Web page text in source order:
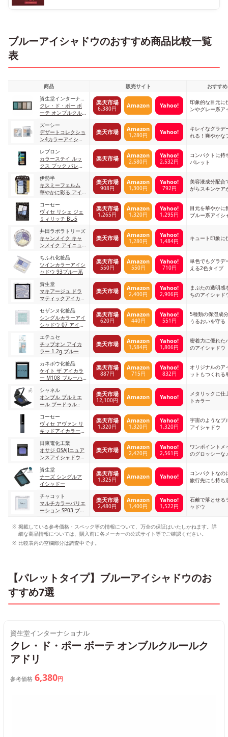
ブルーアイシャドウのおすすめ商品比較一覧
表
商品 販売サイト
おすす
資生堂インターナシ
ョナル
クレ・ド・ポー ボ
ーテ オンブルクル
楽天市場
6,380円 Amazon Yahoo!
印象的な目元に
ンやグレー系ア
ズーシー
デザートコレクショ
ン4カラーアイシャ
楽天市場 Amazon
1,280円 Yahoo!
キレイなグラデ
れる！爽やかな
レブロン
カラーステイ ルッ
クス ブック パレッ
楽天市場 Amazon
2,580円
Yahoo!
2,532円
コンパクトに持
パレット
伊勢半
キスミーフェルム
華やかに彩る アイ
楽天市場
908円
Amazon
1,300円
Yahoo!
792円
美容液成分配合
がらスキンケア
コーセー
ヴィセ リシェ ジェ
ミィリッチ BL-5
楽天市場
1,265円
Amazon
1,320円
Yahoo!
1,295円
目元を華やかに
ブルー系アイシ
井田ラボラトリーズ
キャンメイク キャ
ンメイク アイニュ
ブルー
楽天市場 Amazon
1,280円
Yahoo!
1,484円 キュート印象に
ちふれ化粧品
ツインカラーアイシ
ャドウ 93ブルー系
楽天市場
550円
Amazon
550円
Yahoo!
710円
単色でもグラデ
える2色タイプ
資生堂
マキアージュ ドラ
マティックアイカラ
ループラネットミル
ク
楽天市場 Amazon
2,400円
Yahoo!
2,906円
まぶたの透明感
ちのアイシャド
セザンヌ化粧品
シングルカラーアイ
シャドウ 07 アイス
楽天市場
620円
Amazon
440円
Yahoo!
551円
5種類の保湿成
うるおいを守る
エテュセ
チップオン アイカ
ラー 1.2g ブルー
楽天市場 Amazon
1,584円
Yahoo!
1,806円
密着力に優れた
のアイシャドウ
カネボウ化粧品
ケイト ザ アイカラ
ー M108_ブルーハ
楽天市場
887円
Amazon
715円
Yahoo!
832円
オリジナルのア
ットもつくれる
シャネル
オンブル プルミエ
ール プードゥル -
楽天市場
12,100円 Amazon Yahoo!
メタリックに仕
トカラー
コーセー
ヴィセ アヴァン リ
キッドアイカラー
楽天市場
1,320円
Amazon
1,320円
Yahoo!
1,320円
宇宙のようなブ
アイシャドウ
日東電化工業
オサジ OSAJIニュア
ンスアイシャドウ
Gyakusetsu〈逆
説〉
楽天市場 Amazon
2,420円
Yahoo!
2,561円
ワンポイントメ
のグロッシーな
資生堂
ナーズ シングルア
イシャドー
楽天市場
1,325円 Amazon Yahoo!
コンパクトなの
旅行先にも持ち
チャコット
マルチカラーバリエ
ーション SP03 ブル
楽天市場
2,480円
Amazon
1,400円
Yahoo!
1,522円
石鹸で落とせる
ャドウ
掲載している参考価格・スペック等の情報について、万全の保証はいたしかねます。詳
細な商品情報については、購入前に各メーカーの公式サイト等でご確認ください。
比較表内の空欄部分は調査中です。
【パレットタイプ】ブルーアイシャドウのお
すすめ7選
資生堂インターナショナル
クレ・ド・ポー ボーテ オンブルクルールク
アドリ
参考価格 6,380円